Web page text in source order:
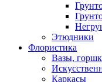
Этюдники
Флористика
Вазы,
Каркасы